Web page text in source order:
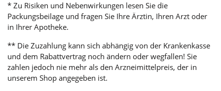
* Zu Risiken und Nebenwirkungen lesen Sie die
Packungsbeilage und fragen Sie Ihre Ärztin, Ihren Arzt oder
in Ihrer Apotheke.
** Die Zuzahlung kann sich abhängig von der Krankenkasse
und dem Rabattvertrag noch ändern oder wegfallen! Sie
zahlen jedoch nie mehr als den Arzneimittelpreis, der in
unserem Shop angegeben ist.